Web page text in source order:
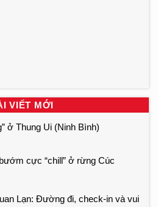
VIẾT MỚI
ở Thung Ui (Ninh Bình)
cực “chill” ở rừng Cúc
Lạn: Đường đi, check-in và vui